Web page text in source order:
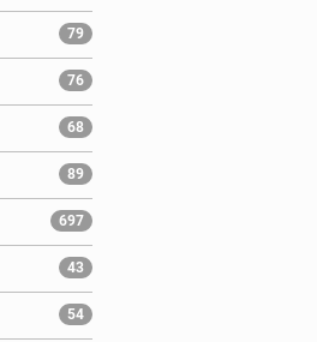
79
76
68
89
697
43
54